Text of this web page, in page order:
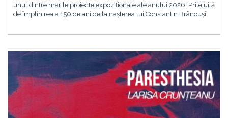
unul dintre marile proiecte expoziționale ale anului 2026. Prilejuită
de împlinirea a 150 de ani de la nașterea lui Constantin Brâncuși,